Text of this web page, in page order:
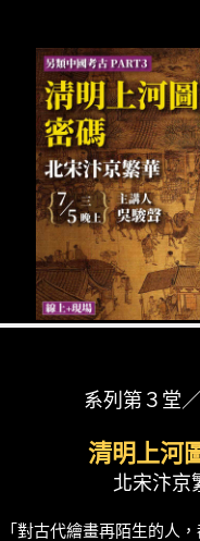
系列第３堂
清明上河
北宋汴京
「對古代繪畫再陌生的人